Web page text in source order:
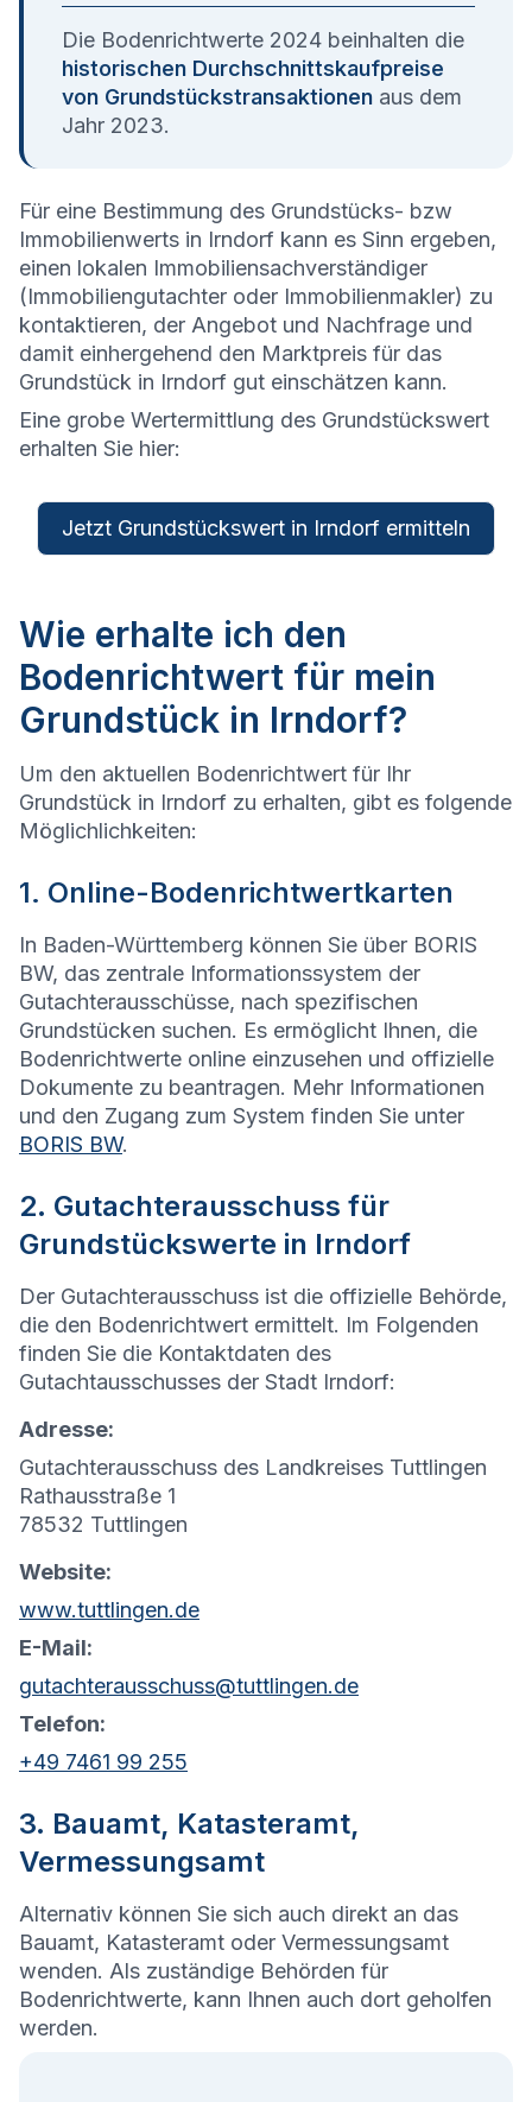
Die Bodenrichtwerte 2024 beinhalten die
historischen Durchschnittskaufpreise
von Grundstückstransaktionen aus dem
Jahr 2023.
Für eine Bestimmung des Grundstücks- bzw
Immobilienwerts in Irndorf kann es Sinn ergeben,
einen lokalen Immobiliensachverständiger
(Immobiliengutachter oder Immobilienmakler) zu
kontaktieren, der Angebot und Nachfrage und
damit einhergehend den Marktpreis für das
Grundstück in Irndorf gut einschätzen kann.
Eine grobe Wertermittlung des Grundstückswert
erhalten Sie hier:
Jetzt Grundstückswert in Irndorf ermitteln
Wie erhalte ich den
Bodenrichtwert für mein
Grundstück in Irndorf?
Um den aktuellen Bodenrichtwert für Ihr
Grundstück in Irndorf zu erhalten, gibt es folgende
Möglichlichkeiten:
1. Online-Bodenrichtwertkarten
In Baden-Württemberg können Sie über BORIS
BW, das zentrale Informationssystem der
Gutachterausschüsse, nach spezifischen
Grundstücken suchen. Es ermöglicht Ihnen, die
Bodenrichtwerte online einzusehen und offizielle
Dokumente zu beantragen. Mehr Informationen
und den Zugang zum System finden Sie unter
BORIS BW.
2. Gutachterausschuss für
Grundstückswerte in Irndorf
Der Gutachterausschuss ist die offizielle Behörde,
die den Bodenrichtwert ermittelt. Im Folgenden
finden Sie die Kontaktdaten des
Gutachtausschusses der Stadt Irndorf:
Adresse:
Gutachterausschuss des Landkreises Tuttlingen
Rathausstraße 1
78532 Tuttlingen
Website:
www.tuttlingen.de
E-Mail:
gutachterausschuss@tuttlingen.de
Telefon:
+49 7461 99 255
3. Bauamt, Katasteramt,
Vermessungsamt
Alternativ können Sie sich auch direkt an das
Bauamt, Katasteramt oder Vermessungsamt
wenden. Als zuständige Behörden für
Bodenrichtwerte, kann Ihnen auch dort geholfen
werden.